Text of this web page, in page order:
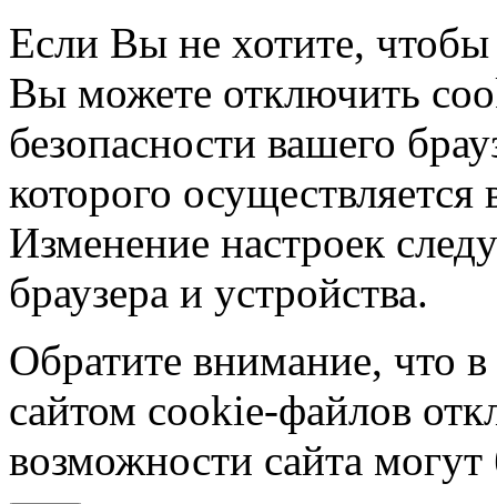
Если Вы не хотите,
Вы можете отключить
безопасности вашего
которого
Изменение настроек
браузера и устройства.
Обратите внимание, что в
сайтом cookie-файлов
возможности сайта